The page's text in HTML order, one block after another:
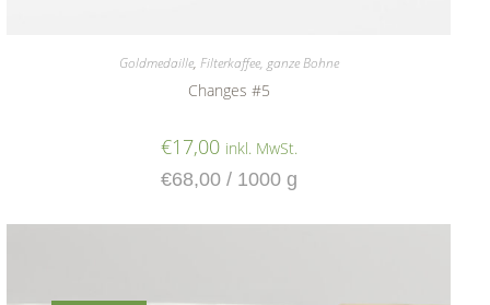
Goldmedaille, Filterkaffee, ganze Bohne
Changes #5
€17,00 inkl. MwSt.
€68,00/ 1000 g